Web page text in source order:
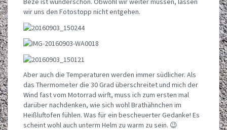
wir uns den Fotostopp nicht entgehen.
Aber auch die Temperaturen werden immer südlicher. Als
das Thermometer die 30 Grad überschreitet und mich der
Wind fast vom Motorrad wirft, muss ich zum ersten mal
darüber nachdenken, wie sich wohl Brathähnchen im
Heißluftofen fühlen. Was für ein bescheuerter Gedanke! Es
scheint wohl auch unterm Helm zu warm zu sein. 😉